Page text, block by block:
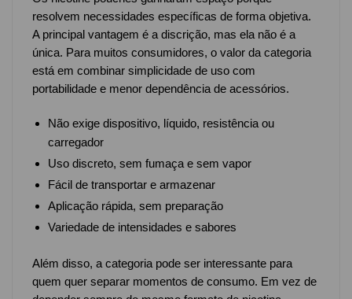
resolvem necessidades específicas de forma objetiva.
A principal vantagem é a discrição, mas ela não é a
única. Para muitos consumidores, o valor da categoria
está em combinar simplicidade de uso com
portabilidade e menor dependência de acessórios.
Não exige dispositivo, líquido, resistência ou
carregador
Uso discreto, sem fumaça e sem vapor
Fácil de transportar e armazenar
Aplicação rápida, sem preparação
Variedade de intensidades e sabores
Além disso, a categoria pode ser interessante para
quem quer separar momentos de consumo. Em vez de